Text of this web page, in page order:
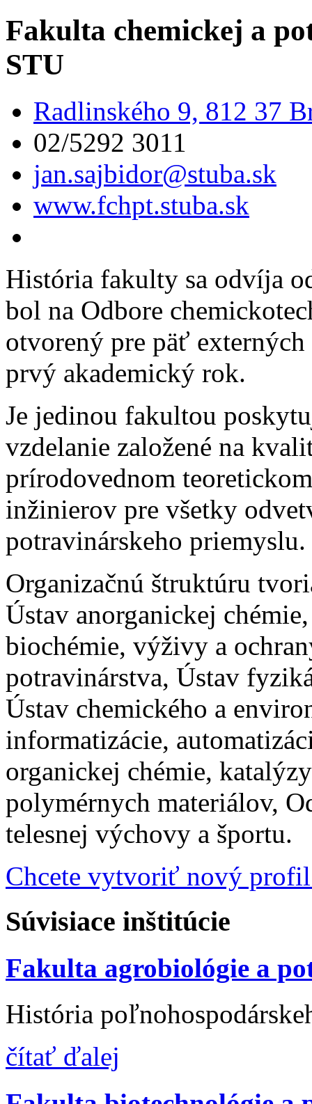
Fakulta chemickej a
STU
Radlinského 9, 812 37
02/5292 3011
jan.sajbidor@stuba.sk
www.fchpt.stuba.sk
História fakulty sa odvíja
bol na Odbore
otvorený pre päť
prvý akademický rok.
Je jedinou fakultou
vzdelanie založené na
prírodovednom
inžinierov pre všetky
potravinárskeho priemyslu.
Organizačnú štruktúru
Ústav anorganickej
biochémie, výživy a
potravinárstva, Ústav
Ústav chemického a
informatizácie,
organickej chémie,
polymérnych materiálov,
telesnej výchovy a športu.
Chcete vytvoriť nový
Súvisiace inštitúcie
Fakulta agrobiológie a
História
čítať ďalej